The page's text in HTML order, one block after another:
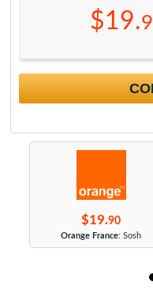
$19.
$19.90
Orange France: Sosh